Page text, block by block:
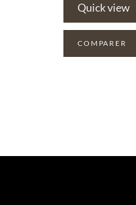
Quick view
COMPARER